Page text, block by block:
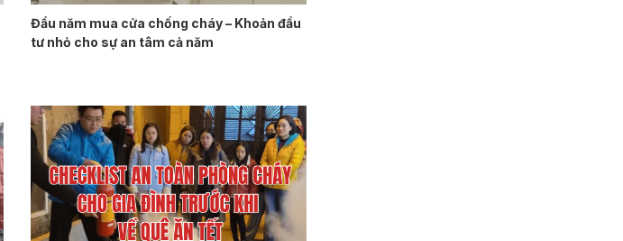
Đầu năm mua cửa chống cháy – Khoản đầu
tư nhỏ cho sự an tâm cả năm